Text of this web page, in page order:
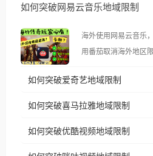
示语。 海外用户如香港、澳门、台湾、美国、加拿
像其他音乐平台一样
仅能在中国大陆地区播放。 遇到这个问题
台湾、美国、加拿大
权限制所困扰。
如何突破网易云音乐地域限制
海外使用网易云音乐
用番茄取消海外地区限制。 当在海外打开
播放”的提示语。 海外用户如香港、澳门、台湾、美
制问题，且仅能在中国大陆地
如何突破爱奇艺地域限制
如何突破喜马拉雅地域限制
如何突破优酷视频地域限制